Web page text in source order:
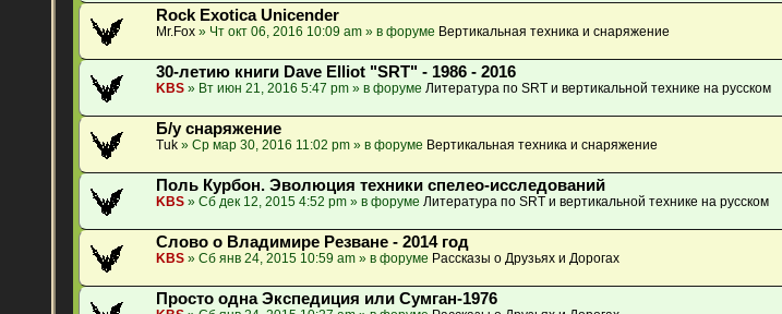
Rock Exotica Unicender
Mr.Fox » Чт окт 06, 2016 10:09 am » в форуме Вертикальная техника и снаряжение
30-летию книги Dave Elliot "SRT" - 1986 - 2016
KBS » Вт июн 21, 2016 5:47 pm » в форуме Литература по SRT и вертикальной технике на русском
Б/у снаряжение
Tuk » Ср мар 30, 2016 11:02 pm » в форуме Вертикальная техника и снаряжение
Поль Курбон. Эволюция техники спелео-исследований
KBS » Сб дек 12, 2015 4:52 pm » в форуме Литература по SRT и вертикальной технике на русском
Слово о Владимире Резване - 2014 год
KBS » Сб янв 24, 2015 10:59 am » в форуме Рассказы о Друзьях и Дорогах
Просто одна Экспедиция или Сумган-1976